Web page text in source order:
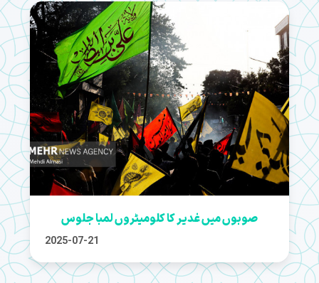
صوبوں میں غدیر کا کلومیٹروں لمبا جلوس
2025-07-21